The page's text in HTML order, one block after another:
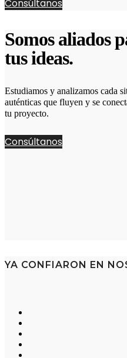
Consúltanos
Somos aliados
tus ideas.
Estudiamos y analizamos cada
auténticas que fluyen y se
tu proyecto.
Consúltanos
YA CONFIARON EN